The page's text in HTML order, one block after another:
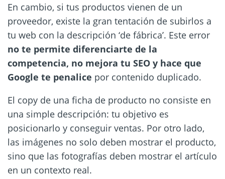
En cambio, si tus productos vienen de un
proveedor, existe la gran tentación de subirlos a
tu web con la descripción ‘de fábrica’. Este error
no te permite diferenciarte de la
competencia, no mejora tu SEO y hace que
Google te penalice por contenido duplicado.
El copy de una ficha de producto no consiste en
una simple descripción: tu objetivo es
posicionarlo y conseguir ventas. Por otro lado,
las imágenes no solo deben mostrar el producto,
sino que las fotografías deben mostrar el artículo
en un contexto real.